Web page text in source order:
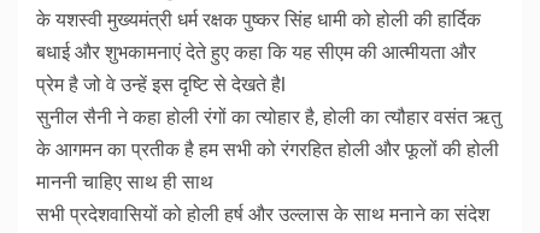
के यशस्वी मुख्यमंत्री धर्म रक्षक पुष्कर सिंह धामी को होली की हार्दिक
बधाई और शुभकामनाएं देते हुए कहा कि यह सीएम की आत्मीयता और
प्रेम है जो वे उन्हें इस दृष्टि से देखते हैl
सुनील सैनी ने कहा होली रंगों का त्योहार है, होली का त्यौहार वसंत ऋतु
के आगमन का प्रतीक है हम सभी को रंगरहित होली और फूलों की होली
माननी चाहिए साथ ही साथ
सभी प्रदेशवासियों को होली हर्ष और उल्लास के साथ मनाने का संदेश